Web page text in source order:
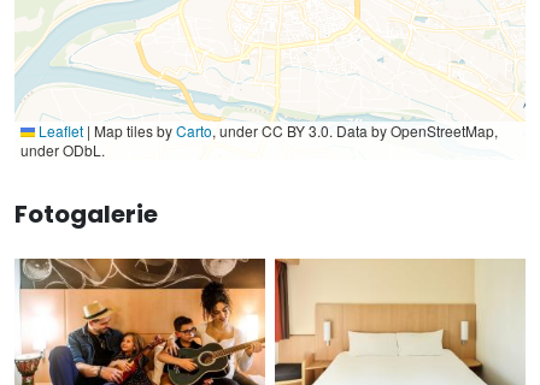
Leaflet | Map tiles byCarto, under CC BY 3.0. Data by OpenStreetMap,
under ODbL.
Fotogalerie